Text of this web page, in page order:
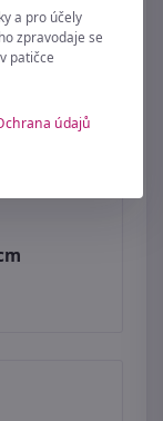
a pro účely
zpravodaje se
patičce
údajů